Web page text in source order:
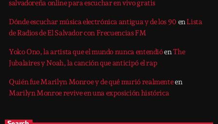
salvadoreña online para escuchar en vivo gratis
Dónde escuchar música electrónica antigua y de los 90 en Lista
de Radios de El Salvador con Frecuencias FM
Yoko Ono, la artista que el mundo nunca entendióenThe
Jubalaires y Noah, la canción que anticipó el rap
Quién fue Marilyn Monroe y de qué murió realmenteen
Marilyn Monroe revive en una exposición histórica